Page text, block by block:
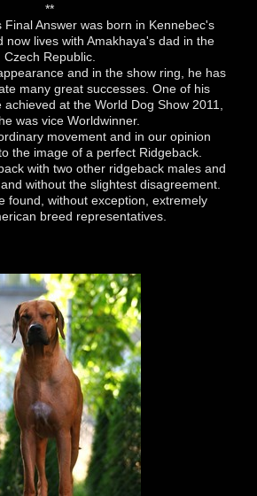
**
Final Answer was born in Kennebec's
now lives with Amakhaya's dad in the
Czech Republic.
and in the show ring, he has
many great successes. One of his
at the World Dog Show 2011,
was vice Worldwinner.
movement and in our opinion
the image of a perfect Ridgeback.
with two other ridgeback males and
without the slightest disagreement.
found, without exception, extremely
breed representatives.